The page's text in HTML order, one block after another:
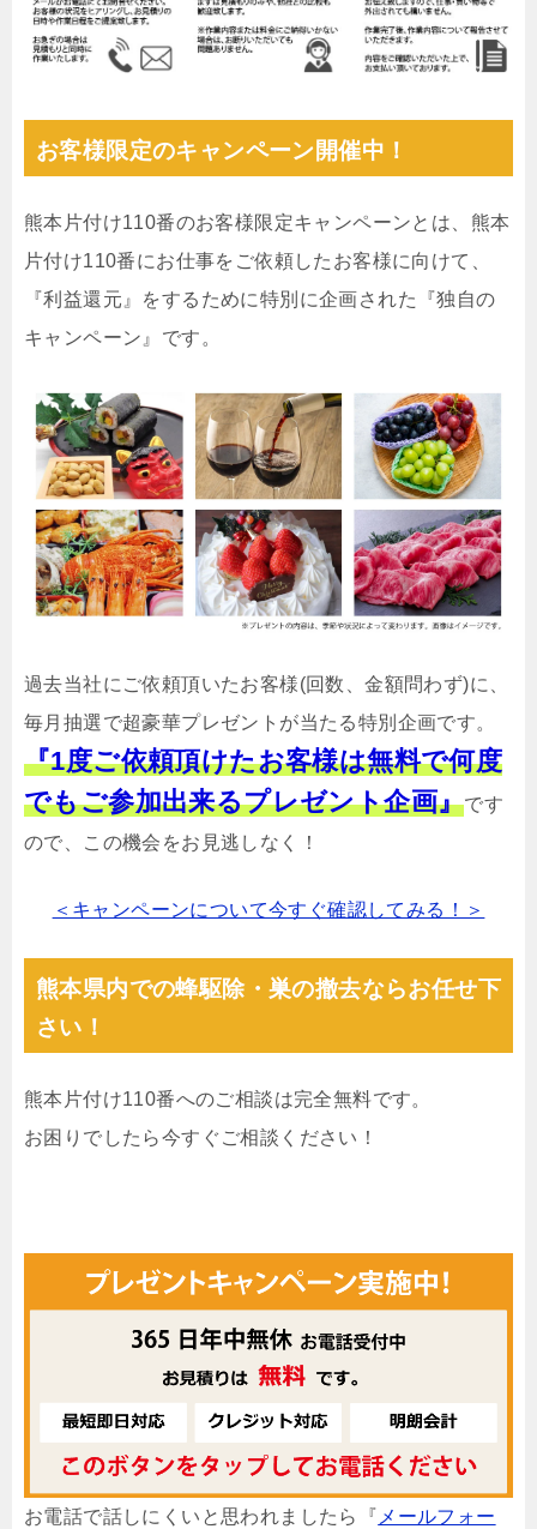
お客様限定のキャンペーン開催中！
熊本片付け110番のお客様限定キャンペーンとは、熊本
片付け110番にお仕事をご依頼したお客様に向けて、
『利益還元』をするために特別に企画された『独自の
キャンペーン』です。
過去当社にご依頼頂いたお客様(回数、金額問わず)に、
毎月抽選で超豪華プレゼントが当たる特別企画です。
『1度ご依頼頂けたお客様は無料で何度
でもご参加出来るプレゼント企画』です
ので、この機会をお見逃しなく！
＜キャンペーンについて今すぐ確認してみる！＞
熊本県内での蜂駆除・巣の撤去ならお任せ下
さい！
熊本片付け110番へのご相談は完全無料です。
お困りでしたら今すぐご相談ください！
お電話で話しにくいと思われましたら『 メールフォー